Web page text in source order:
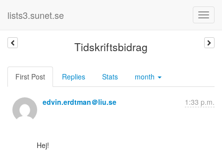
lists3.sunet.se
Tidskriftsbidrag
First Post Replies Stats month
edvin.erdtman＠liu.se 1:33 p.m.